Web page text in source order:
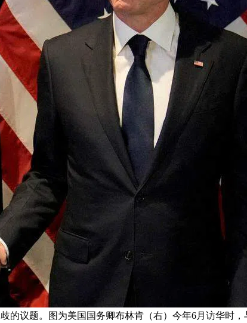
议题。图为美国国务卿布林肯（右）今年6月访华时，